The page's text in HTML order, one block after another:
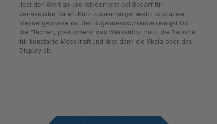
liest den Wert ab und wiederholst bei Bedarf für
verlässliche Daten. Kurz zusammengefasst: Für präzise
Messergebnisse mit der Bügelmessschraube reinigst Du
die Flächen, positionierst das Werkstück, nutzt die Ratsche
für konstante Messkraft und liest dann die Skala oder das
Display ab.